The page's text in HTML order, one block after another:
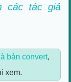
các tác giả
bản convert,
xem.